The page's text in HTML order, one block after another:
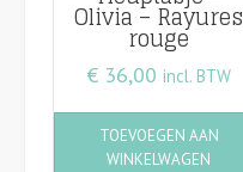
Olivia – Rayures
rouge
€36,00 incl. BTW
TOEVOEGEN AAN
WINKELWAGEN